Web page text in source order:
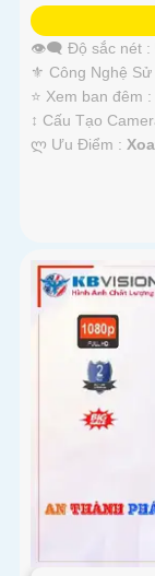
👁️‍🗨 Độ sắc nét :
⚜️ Công Nghệ Sử
⭐ Xem ban đêm :
↕️ Cấu Tạo
️ლ Ưu Điểm :